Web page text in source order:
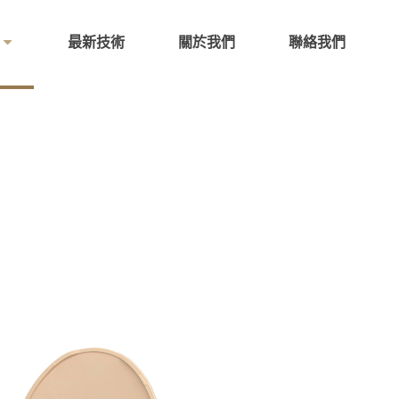
最新技術 關於我們 聯絡我們